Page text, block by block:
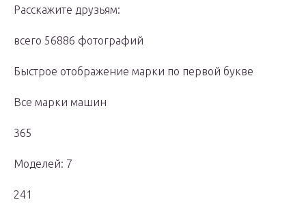
Расскажите друзьям:
всего 56886 фотографий
Быстрое отображение марки по первой букве
Все марки машин
365
Моделей: 7
241